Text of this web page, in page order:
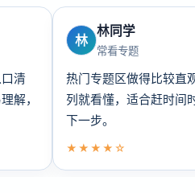
清
解，
林
林同学
常看专题
热门专题区做得比较直
列就看懂，适合赶时间
下一步。
★★★★☆